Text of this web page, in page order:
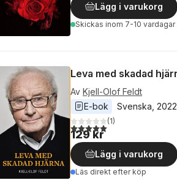
Lägg i varukorg
Skickas inom 7-10 vardagar
Leva med skadad
Av Kjell-Olof Feldt
E-bok
Svenska 2022
5,0utav 5 stjärnor. Totalt
(1)
129 kr
Lägg i varukorg
Läs direkt efter köp